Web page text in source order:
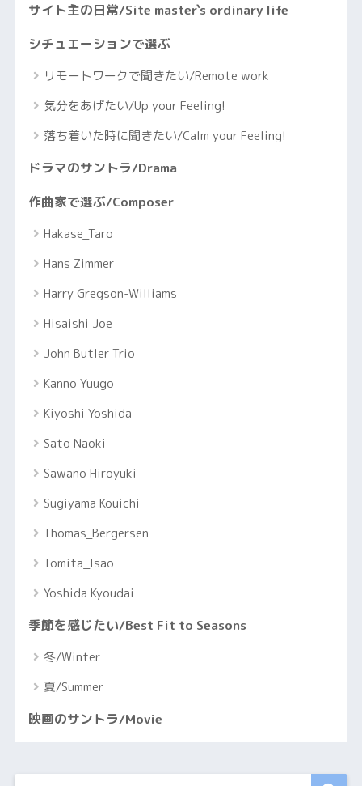
サイト主の日常/Site master`s ordinary life
シチュエーションで選ぶ
リモートワークで聞きたい/Remote work
気分をあげたい/Up your Feeling!
落ち着いた時に聞きたい/Calm your Feeling!
ドラマのサントラ/Drama
作曲家で選ぶ/Composer
Hakase_Taro
Hans Zimmer
Harry Gregson-Williams
Hisaishi Joe
John Butler Trio
Kanno Yuugo
Kiyoshi Yoshida
Sato Naoki
Sawano Hiroyuki
Sugiyama Kouichi
Thomas_Bergersen
Tomita_Isao
Yoshida Kyoudai
季節を感じたい/Best Fit to Seasons
冬/Winter
夏/Summer
映画のサントラ/Movie